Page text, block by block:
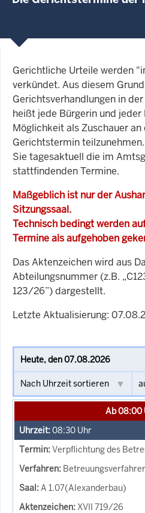
Gerichtliche Urteile werden
verkündet. Aus diesem
Gerichtsverhandlungen in
heißt jede Bürgerin und jeder
Möglichkeit als Zuschauer
Gerichtstermin
Sie tagesaktuell die im
stattfindenden Termine.
Maßgeblich ist nur der
Sitzungssaal.
Technisch bedingt werden
Termine als aufgehoben
Das Aktenzeichen wird aus
Abteilungsnummer (z.B.
123/26”) dargestellt.
Letzte Aktualisierung:
Ab 08:00
08:30 Uhr
Verpflichtung des
A 1.07(Alexanderbau)
XVII 719/26